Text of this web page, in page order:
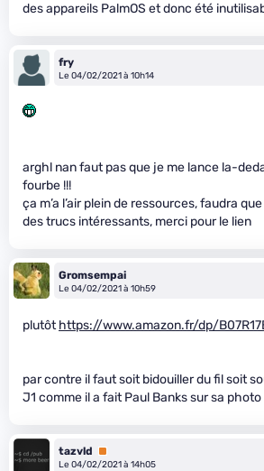
des appareils PalmOS et donc été
fry
Le 04/02/2021 à 10h14
arghl nan faut pas que je me lance la-
fourbe !!!
ça m’a l’air plein de ressources, faudra que
des trucs intéressants, merci pour le lien
Gromsempai
Le 04/02/2021 à 10h59
plutôthttps://www.amazon.fr/dp/
par contre il faut soit bidouiller du fil soit
J1 comme il a fait Paul Banks sur sa photo
tazvld
Premium
Le 04/02/2021 à 14h05